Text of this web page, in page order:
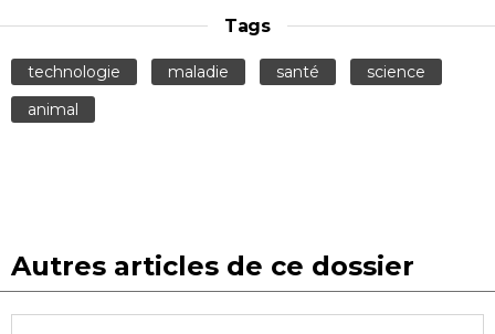
Tags
technologie maladie santé
science
animal
Autres articles de ce dossier